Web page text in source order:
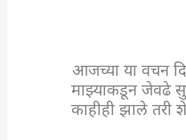
आजच्या या वचन
माझ्याकडून जेवढे
काहीही झाले तरी